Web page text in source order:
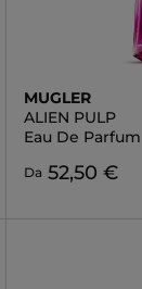
MUGLER
ALIEN PULP
Eau De Parfum
Da 52,50 €